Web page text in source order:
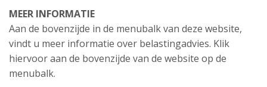
MEER INFORMATIE
Aan de bovenzijde in de menubalk van deze website,
vindt u meer informatie over belastingadvies. Klik
hiervoor aan de bovenzijde van de website op de
menubalk.